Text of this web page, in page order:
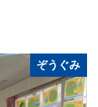
ぞうぐみ